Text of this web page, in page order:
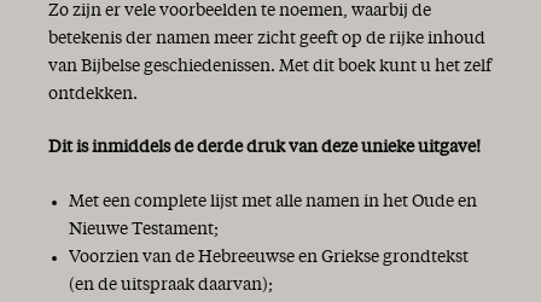
Zo zijn er vele voorbeelden te noemen, waarbij de
betekenis der namen meer zicht geeft op de rijke inhoud
van Bijbelse geschiedenissen. Met dit boek kunt u het zelf
ontdekken.
Dit is inmiddels de derde druk van deze unieke uitgave!
Met een complete lijst met alle namen in het Oude en
Nieuwe Testament;
Voorzien van de Hebreeuwse en Griekse grondtekst
(en de uitspraak daarvan);